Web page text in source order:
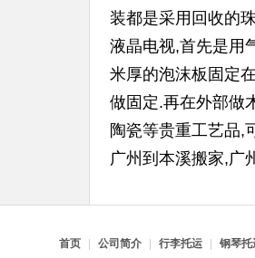
装都是采用回收的
液晶电视,首先是用
米厚的泡沫板固定
做固定.再在外部做
陶瓷等贵重工艺品,
广州到本溪搬家,广
首页 公司简介 行李托运
钢琴托